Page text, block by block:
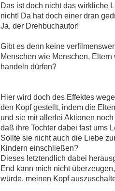
Das ist doch nicht das wirkliche
nicht! Da hat doch einer dran
Ja, der Drehbuchautor!
Gibt es denn keine
Menschen wie Menschen,
handeln dürfen?
Hier wird doch des Effektes
den Kopf gestellt, indem die
und sie mit allerlei Aktionen
daß ihre Tochter dabei fast ums
Sollte sie nicht auch die Liebe
Kindern einschließen?
Dieses letztendlich dabei
End kann mich nicht
würde, meinen Kopf